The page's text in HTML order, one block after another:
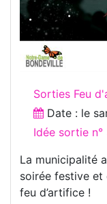
Sorties Feu
Date : le
Idée sortie
La municipalité
soirée festive et
feu d’artifice !